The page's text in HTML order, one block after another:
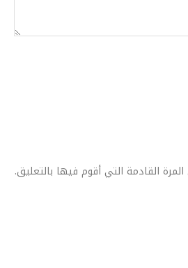
القادمة التي أقوم فيها بالتعليق.